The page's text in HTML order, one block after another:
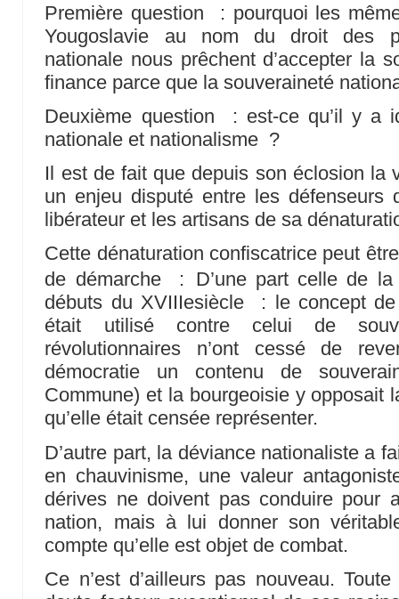
Première question : pourquoi les
Yougoslavie au nom du droit des
nationale nous prêchent d’accepter la
finance parce que la souveraineté
Deuxième question : est-ce qu’il y a
nationale et nationalisme ?
Il est de fait que depuis son éclosion la
un enjeu disputé entre les défenseurs
libérateur et les artisans de sa
Cette dénaturation confiscatrice peut
de démarche : D’une part celle de la
débuts du XVIIIesiècle : le concept
était utilisé contre celui de
révolutionnaires n’ont cessé de
démocratie un contenu de
Commune) et la bourgeoisie y opposait
qu’elle était censée représenter.
D’autre part, la déviance nationaliste a
en chauvinisme, une valeur
dérives ne doivent pas conduire pour
nation, mais à lui donner son
compte qu’elle est objet de combat.
Ce n’est d’ailleurs pas nouveau.